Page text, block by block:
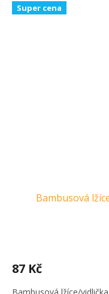
Super cena
Bambusová
87 Kč